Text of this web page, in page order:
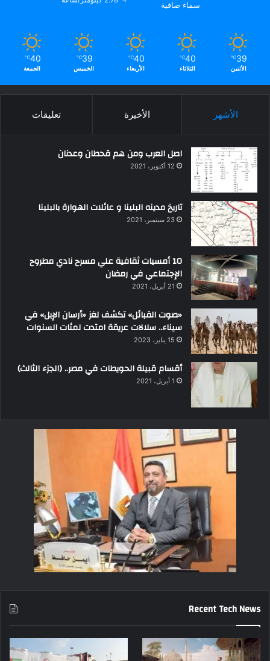
سماء صافية
39
℃
الأثنين
40
℃
الثلاثاء
40
℃
الأربعاء
39
℃
الخميس
40
℃
الجمعة
الأشهر الأخيرة تعليقات
اصل العرب ومن هم قحطان وعدنان
12 أكتوبر، 2021
تاريخ مدينه البلينا و عائلات الهوارة بالبلينا
23 سبتمبر، 2021
10 أمسيات ثقافية علي مسرح نادي مطروح
الإجتماعي في رمضان
21 أبريل، 2021
«صوت القبائل» تكشف لغز «أرسان الإبل» في
سيناء.. سلالات عريقة امتدت لمئات السنوات
15 يناير، 2023
أقسام قبيلة الحويطات في مصر.. (الجزء الثالث)
1 أبريل، 2021
Recent Tech News